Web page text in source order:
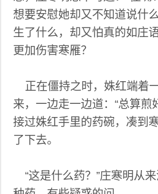
想要安慰她却又不知道说什
生了什么，却又怕真的如庄
更加伤害寒雁？
正在僵持之时，姝红端着
来，一边走一边道：“总算煎
接过姝红手里的药碗，凑到
了下去。
“这是什么药？”庄寒明从